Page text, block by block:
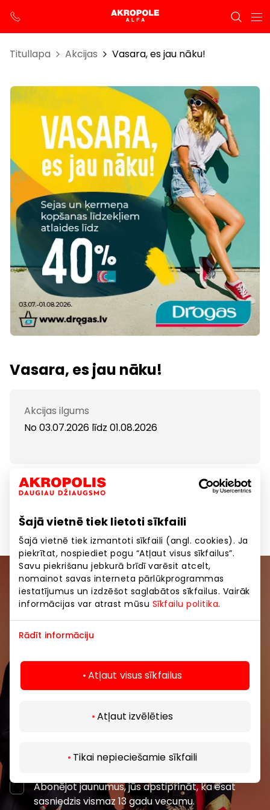
Šajā vietnē tiek lietoti sīkfaili
Šajā vietnē tiek izmantoti sīkfaili (angl. cookies). Ja
piekrītat, nospiediet pogu “Atļaut visus sīkfailus”.
Savu piekrišanu jebkurā brīdī varēsit atcelt,
nomainot savas interneta pārlūkprogrammas
iestatījumus un izdzēšot saglabātos sīkfailus. Vairāk
informācijas var atrast mūsu Sīkfailu politika.
Rādīt informāciju
Atļaut visus sīkfailus
Atļaut izvēlēties
Tikai nepieciešamie sīkfaili
Titullapa Akcijas Vasara, es jau nāku!
Vasara, es jau nāku!
Akcijas ilgums
No 03.07.2026 līdz 01.08.2026
Veikalos Drogas sejas un ķermeņa kopšanas
līdzekļiem atlaides līdz 40%!
Pievienojieties mūsu kopienai
pasākumiem un jaunāko informāciju iepirkšanās un
izklaides centros “AKROPOLE Alfa” un “AKROPOLE
Rīga”.
Abonēt
Abonējot jaunumus, jūs apstiprināt, ka esat
sasniedzis vismaz 13 gadu vecumu.